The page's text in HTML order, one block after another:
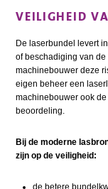
VEILIGHEID
De laserbundel levert
of beschadiging van
machinebouwer deze
eigen beheer een
machinebouwer ook
beoordeling.
Bij de moderne
zijn op de veiligheid:
de betere